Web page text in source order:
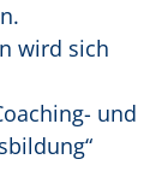
wird sich
und